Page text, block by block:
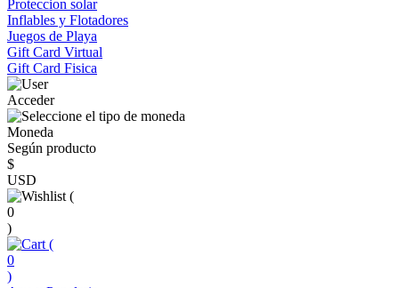
Proteccion solar
Inflables y Flotadores
Juegos de Playa
Gift Card Virtual
Gift Card Fisica
Acceder
Moneda
Según producto
$
USD
(
0
)
(
0
)